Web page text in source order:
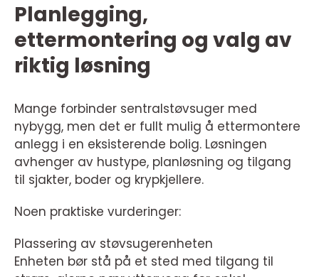
Planlegging,
ettermontering og valg av
riktig løsning
Mange forbinder sentralstøvsuger med
nybygg, men det er fullt mulig å ettermontere
anlegg i en eksisterende bolig. Løsningen
avhenger av hustype, planløsning og tilgang
til sjakter, boder og krypkjellere.
Noen praktiske vurderinger:
Plassering av støvsugerenheten
Enheten bør stå på et sted med tilgang til